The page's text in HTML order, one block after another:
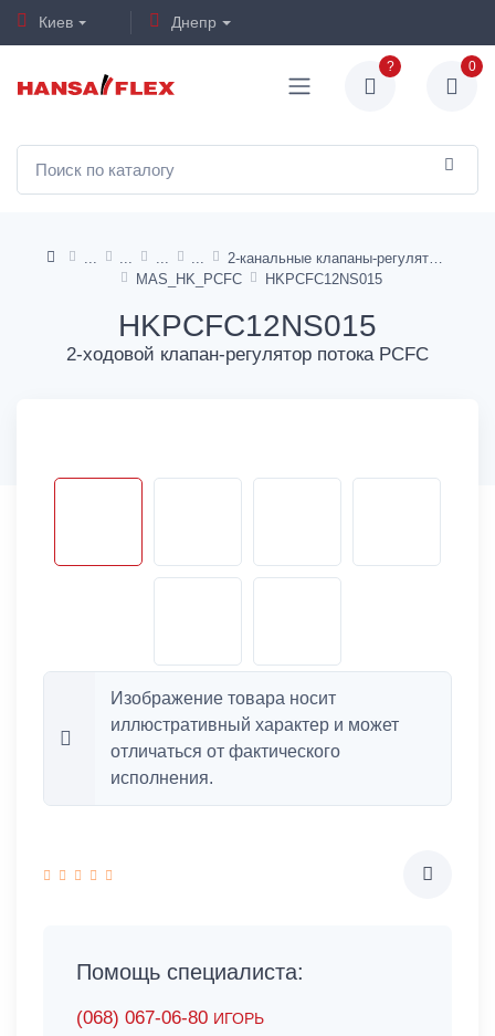
Киев Днепр
? 0
MAS_HK_PCFC
HKPCFC12NS015
HKPCFC12NS015
2-ходовой клапан-регулятор потока PCFC
Изображение товара носит
иллюстративный характер и может
отличаться от фактического
исполнения.
Помощь специалиста:
(068) 067-06-80 ИГОРЬ